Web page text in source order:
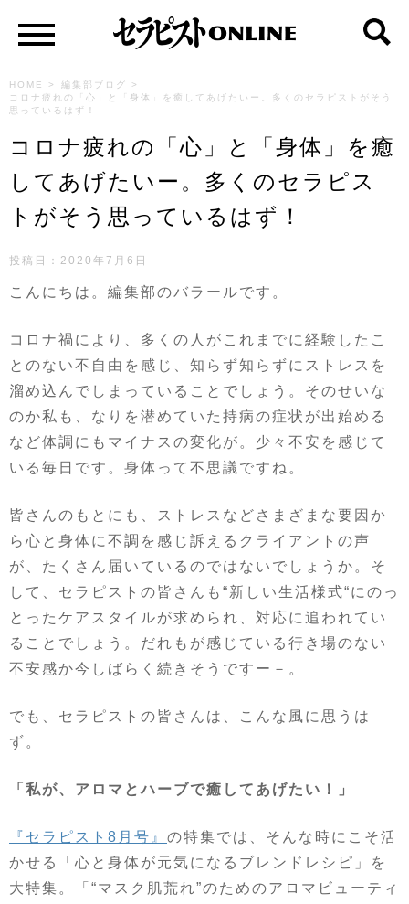
HOME > 編集部ブログ
>
コロナ疲れの「心」と「身体」を癒してあげたいー。多くのセラピストがそう
思っているはず！
コロナ疲れの「心」と「身体」を癒
してあげたいー。多くのセラピス
トがそう思っているはず！
投稿日： 2020年7月6日
こんにちは。編集部のバラールです。
コロナ禍により、多くの人がこれまでに経験したこ
とのない不自由を感じ、知らず知らずにストレスを
溜め込んでしまっていることでしょう。そのせいな
のか私も、なりを潜めていた持病の症状が出始める
など体調にもマイナスの変化が。少々不安を感じて
いる毎日です。身体って不思議ですね。
皆さんのもとにも、ストレスなどさまざまな要因か
ら心と身体に不調を感じ訴えるクライアントの声
が、たくさん届いているのではないでしょうか。そ
して、セラピストの皆さんも “新しい生活様式“にのっ
とったケアスタイルが求められ、対応に追われてい
ることでしょう。だれもが感じている行き場のない
不安感か今しばらく続きそうですー－。
でも、セラピストの皆さんは、こんな風に思うは
ず。
「私が、アロマとハーブで癒してあげたい！」
『セラピスト 8 月号』 の特集では、そんな時にこそ活
かせる「心と身体が元気になるブレンドレシピ」を
大特集。「 “マスク肌荒れ”のためのアロマビューティ